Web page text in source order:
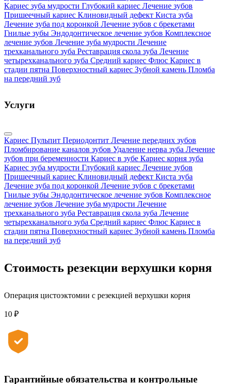
Кариес зуба мудрости Глубокий кариес Лечение зубов
Пришеечный кариес Клиновидный дефект Киста зуба
Лечение зуба под коронкой Лечение зубов с брекетами
Гнилые зубы Эндодонтическое лечение зубов Комплексное
лечение зубов Лечение зуба мудрости Лечение
трехканального зуба Реставрация скола зуба Лечение
четырехканального зуба Средний кариес Флюс Кариес в
стадии пятна Поверхностный кариес Зубной камень Пломба
на передний зуб
Услуги
Кариес Пульпит Периодонтит Лечение передних зубов
Пломбирование каналов зубов Удаление нерва зуба Лечение
зубов при беременности Кариес в зубе Кариес корня зуба
Кариес зуба мудрости Глубокий кариес Лечение зубов
Пришеечный кариес Клиновидный дефект Киста зуба
Лечение зуба под коронкой Лечение зубов с брекетами
Гнилые зубы Эндодонтическое лечение зубов Комплексное
лечение зубов Лечение зуба мудрости Лечение
трехканального зуба Реставрация скола зуба Лечение
четырехканального зуба Средний кариес Флюс Кариес в
стадии пятна Поверхностный кариес Зубной камень Пломба
на передний зуб
Стоимость резекции верхушки корня
Операция цистоэктомии с резекцией верхушки корня
10 ₽
Гарантийные обязательства и контрольные